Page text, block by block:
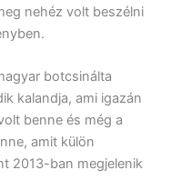
nehéz volt beszélni
botcsinálta
kalandja, ami igazán
benne és még a
amit külön
2013-ban megjelenik